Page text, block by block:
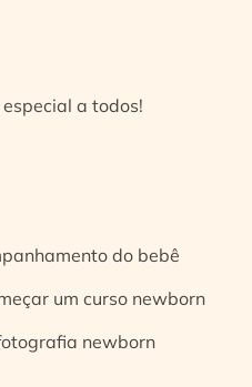
a todos!
do bebê
um curso newborn
newborn